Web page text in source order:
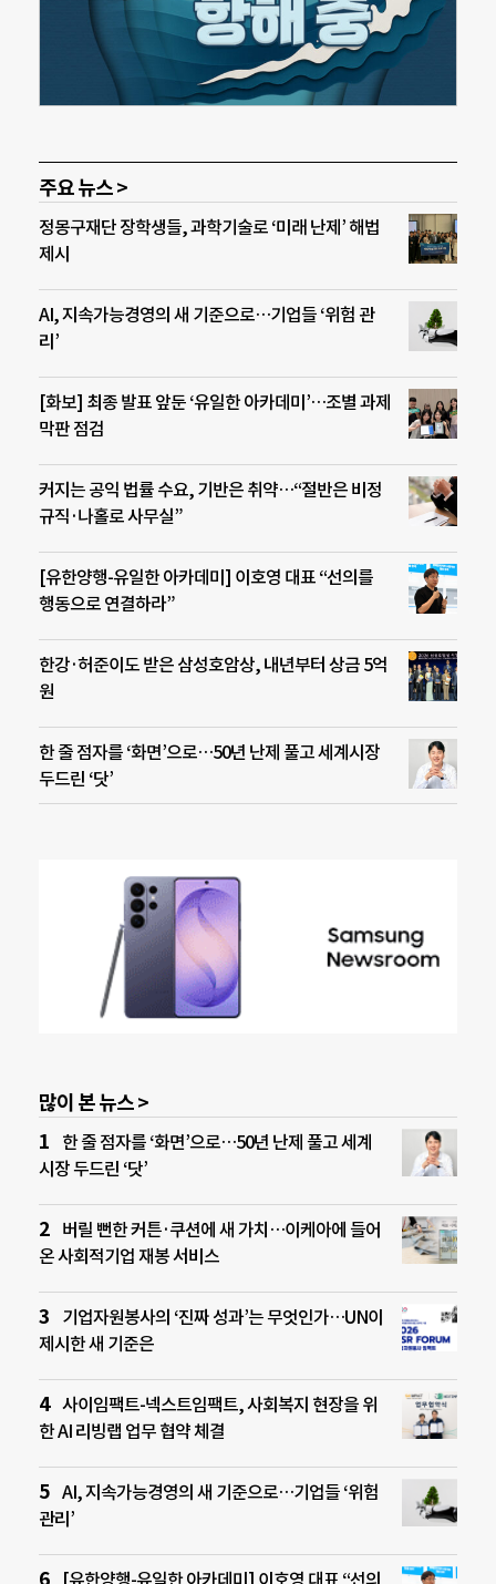
주요 뉴스 >
정몽구재단 장학생들, 과학기술로 ‘미래 난제’ 해법
제시
AI, 지속가능경영의 새 기준으로…기업들 ‘위험 관
리’
[화보] 최종 발표 앞둔 ‘유일한 아카데미’…조별 과제
막판 점검
커지는 공익 법률 수요, 기반은 취약…“절반은 비정
규직·나홀로 사무실”
[유한양행-유일한 아카데미] 이호영 대표 “선의를
행동으로 연결하라”
한강·허준이도 받은 삼성호암상, 내년부터 상금 5억
원
한 줄 점자를 ‘화면’으로…50년 난제 풀고 세계시장
두드린 ‘닷’
많이 본 뉴스 >
한 줄 점자를 ‘화면’으로…50년 난제 풀고 세계
시장 두드린 ‘닷’
버릴 뻔한 커튼·쿠션에 새 가치…이케아에 들어
온 사회적기업 재봉 서비스
기업자원봉사의 ‘진짜 성과’는 무엇인가…UN이
제시한 새 기준은
사이임팩트-넥스트임팩트, 사회복지 현장을 위
한 AI 리빙랩 업무 협약 체결
AI, 지속가능경영의 새 기준으로…기업들 ‘위험
관리’